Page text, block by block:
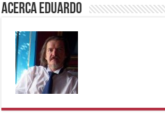
Acerca eduardo